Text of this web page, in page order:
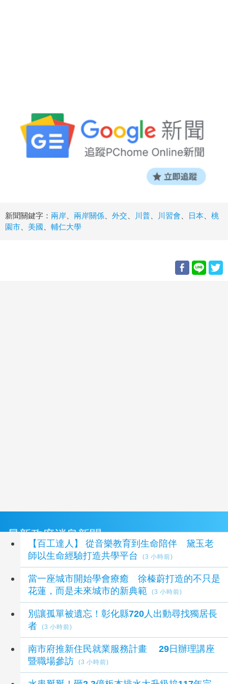
新聞關鍵字： 兩岸 兩岸關係 外交 川普 川習會 日本
桃
園市
美國 輔仁大學
最新政府消息新聞
【百工達人】 從音樂教育到生命陪伴 黛玉老
師以生命經驗打造共學平台
(3 小時前)
當一座城市開始學會療癒 徐榛蔚打造的不只是
花蓮，而是未來城市的新典範
(3 小時前)
別讓孤單被遺忘！彰化縣720人出動尋找獨居長
者
(3 小時前)
南市府推新住民就業服務計畫 29日辦理講座
暨職場參訪
(3 小時前)